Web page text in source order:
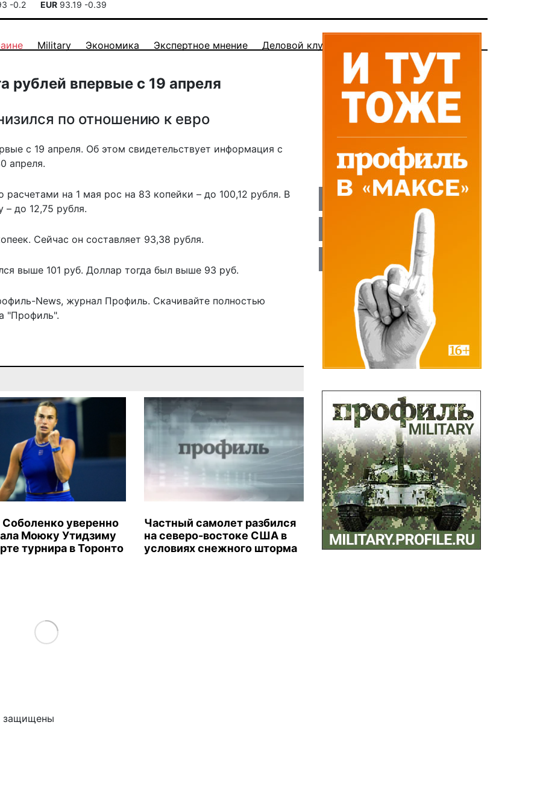
-0.2 EUR 93.19 -0.39
Military Экономика Экспертное мнение Деловой клуб
рублей впервые с 19 апреля
по отношению к евро
с 19 апреля. Об этом свидетельствует информация с
апреля.
расчетами на 1 мая рос на 83 копейки – до 100,12 рубля. В
до 12,75 рубля.
Сейчас он составляет 93,38 рубля.
выше 101 руб. Доллар тогда был выше 93 руб.
News, журнал Профиль. Скачивайте полностью
"Профиль".
Соболенко уверенно
Моюку Утидзиму
турнира в Торонто
Частный самолет разбился
на северо-востоке США в
условиях снежного шторма
Load More
защищены